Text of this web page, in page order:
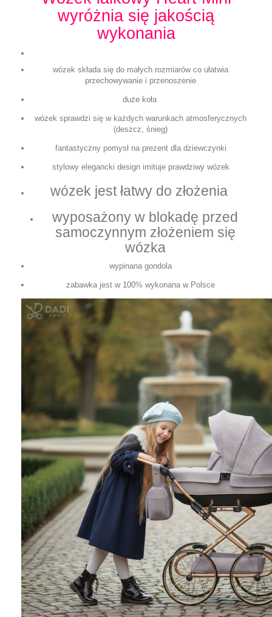
wyróżnia się jakością
wykonania
wózek składa się do małych rozmiarów co ułatwia
przechowywanie i przenoszenie
duże koła
wózek sprawdzi się w każdych warunkach atmosferycznych
(deszcz, śnieg)
fantastyczny pomysł na prezent dla dziewczynki
stylowy elegancki design imituje prawdziwy wózek
wózek jest łatwy do złożenia
wyposażony w blokadę przed
samoczynnym złożeniem się
wózka
wypinana gondola
zabawka jest w 100% wykonana w Polsce